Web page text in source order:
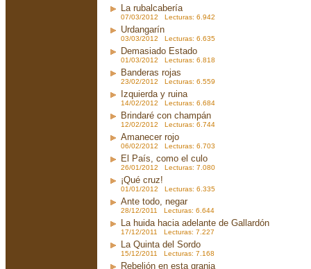
La rubalcabería
07/03/2012 Lecturas: 6.942
Urdangarín
03/03/2012 Lecturas: 6.635
Demasiado Estado
01/03/2012 Lecturas: 6.818
Banderas rojas
23/02/2012 Lecturas: 6.559
Izquierda y ruina
14/02/2012 Lecturas: 6.684
Brindaré con champán
12/02/2012 Lecturas: 6.744
Amanecer rojo
06/02/2012 Lecturas: 6.703
El País, como el culo
26/01/2012 Lecturas: 7.080
¡Qué cruz!
01/01/2012 Lecturas: 6.335
Ante todo, negar
28/12/2011 Lecturas: 6.644
La huida hacia adelante de Gallardón
17/12/2011 Lecturas: 7.227
La Quinta del Sordo
15/12/2011 Lecturas: 7.168
Rebelión en esta granja